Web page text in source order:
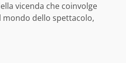
vicenda che coinvolge
dello spettacolo,